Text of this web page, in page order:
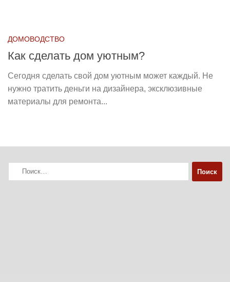
ДОМОВОДСТВО
Как сделать дом уютным?
Сегодня сделать свой дом уютным может каждый. Не
нужно тратить деньги на дизайнера, эксклюзивные
материалы для ремонта...
Найти: